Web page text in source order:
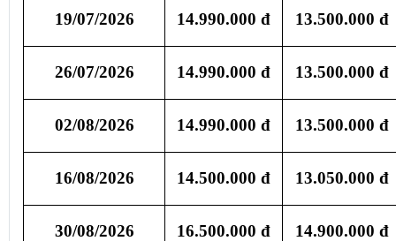
19/07/2026 14.990.000 đ 13.500.000 đ
26/07/2026 14.990.000 đ 13.500.000 đ
02/08/2026 14.990.000 đ 13.500.000 đ
16/08/2026 14.500.000 đ 13.050.000 đ